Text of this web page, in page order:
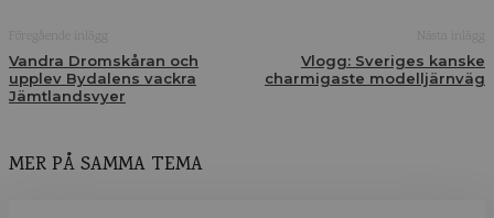
Vandra Dromskåran och
upplev Bydalens vackra
Jämtlandsvyer
Vlogg: Sveriges kanske
charmigaste modelljärnväg
MER PÅ SAMMA TEMA